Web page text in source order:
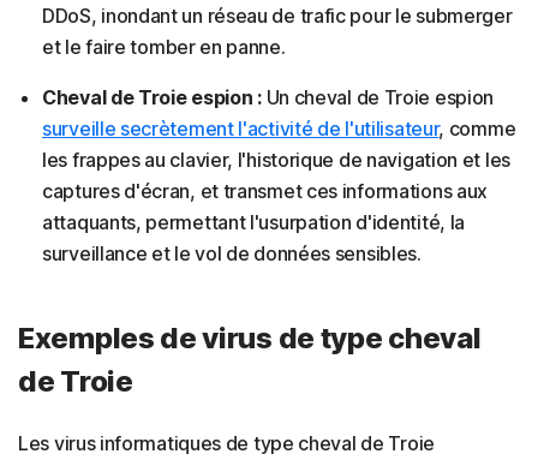
DDoS, inondant un réseau de trafic pour le submerger
et le faire tomber en panne.
Cheval de Troie espion :Un cheval de Troie espion
surveille secrètement l'activité de l'utilisateur, comme
les frappes au clavier, l'historique de navigation et les
captures d'écran, et transmet ces informations aux
attaquants, permettant l'usurpation d'identité, la
surveillance et le vol de données sensibles.
Exemples de virus de type cheval
de Troie
Les virus informatiques de type cheval de Troie